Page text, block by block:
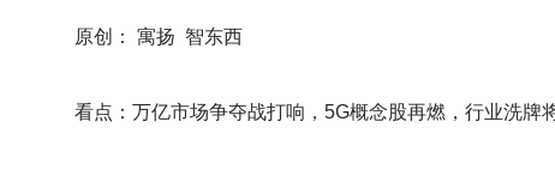
原创： 寓扬 智东西
看点：万亿市场争夺战打响，5G概念股再燃，行业洗牌